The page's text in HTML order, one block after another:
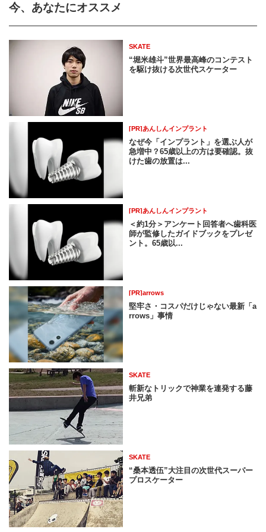
今、あなたにオススメ
SKATE
“堀米雄斗”世界最高峰のコンテスト
を駆け抜ける次世代スケーター
[PR]あんしんインプラント
なぜ今「インプラント」を選ぶ人が
急増中？65歳以上の方は要確認。抜
けた歯の放置は...
[PR]あんしんインプラント
＜約1分＞アンケート回答者へ歯科医
師が監修したガイドブックをプレゼ
ント。65歳以...
[PR]arrows
堅牢さ・コスパだけじゃない最新「a
rrows」事情
SKATE
斬新なトリックで神業を連発する藤
井兄弟
SKATE
“桑本透伍”大注目の次世代スーパー
プロスケーター